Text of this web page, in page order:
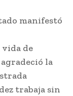
manifestó
de
la
trabaja sin